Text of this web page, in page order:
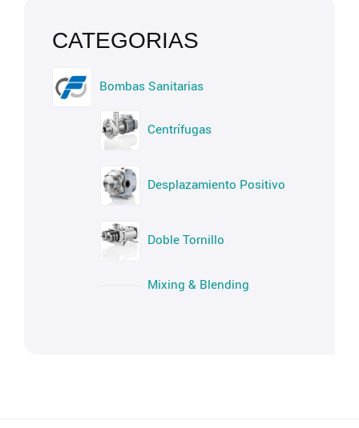
Bombas Sanitarias
Centrífugas
Desplazamiento Positivo
Doble Tornillo
Mixing & Blending